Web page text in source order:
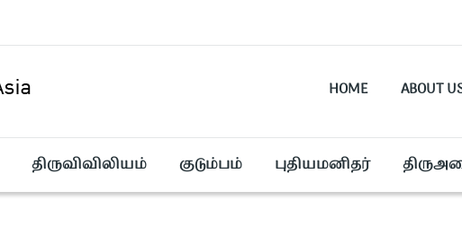
HOME ABOUT
திருவிவிலியம் குடும்பம் புதியமனிதர்